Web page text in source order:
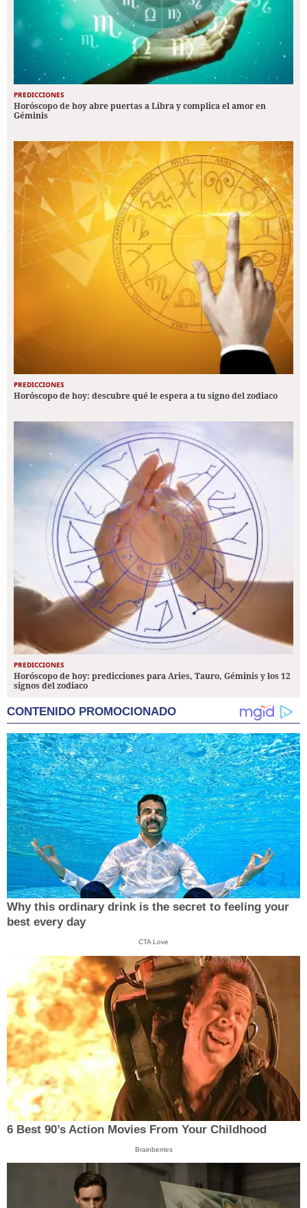
PREDICCIONES
Horóscopo de hoy abre puertas a Libra y complica el amor en
Géminis
PREDICCIONES
Horóscopo de hoy: descubre qué le espera a tu signo del zodiaco
PREDICCIONES
Horóscopo de hoy: predicciones para Aries, Tauro, Géminis y los 12
signos del zodiaco
CONTENIDO PROMOCIONADO
Why this ordinary drink is the secret to feeling your
best every day
CTA Love
6 Best 90’s Action Movies From Your Childhood
Brainberries